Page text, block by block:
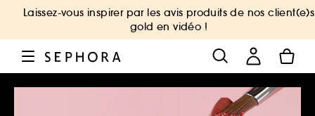
Laissez-vous inspirer par les avis produits de nos client(e)s
gold en vidéo !